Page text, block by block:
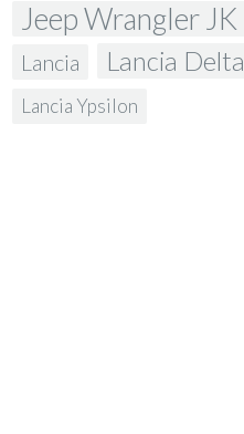
Jeep Wrangler JK
Lancia Lancia Delta
Lancia Ypsilon